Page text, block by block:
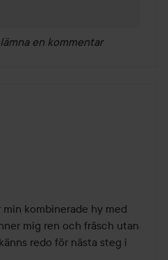
en kommentar
4 år
kombinerade hy med
mig ren och fräsch utan
redo för nästa steg i